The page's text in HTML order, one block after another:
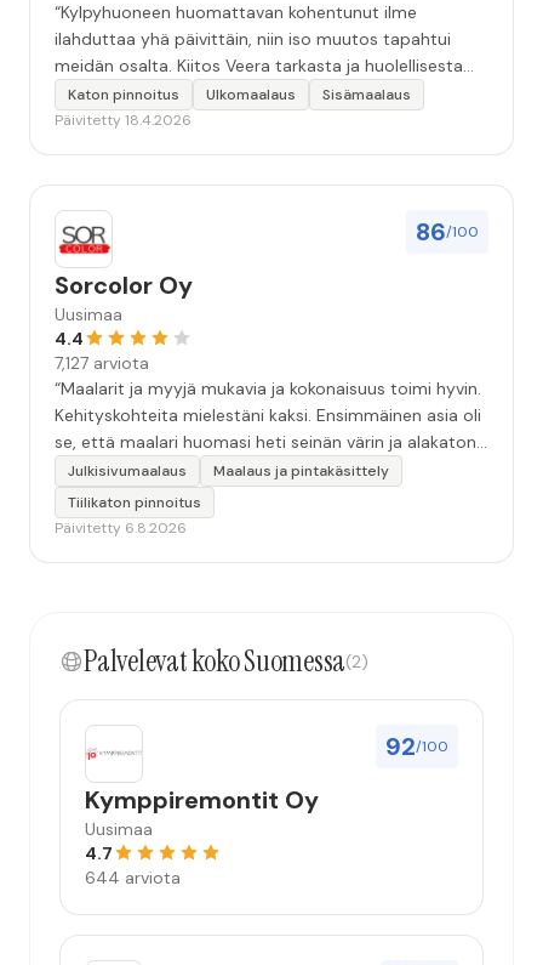
“Kylpyhuoneen huomattavan kohentunut ilme
ilahduttaa yhä päivittäin, niin iso muutos tapahtui
meidän osalta. Kiitos Veera tarkasta ja huolellisesta
työstä, sekä ystävällisestä palvelusta!”
Katon pinnoitus Ulkomaalaus
Sisämaalaus
Päivitetty 18.4.2026
86/100
Sorcolor Oy
Uusimaa
4.4
7,127 arviota
“Maalarit ja myyjä mukavia ja kokonaisuus toimi hyvin.
Kehityskohteita mielestäni kaksi. Ensimmäinen asia oli
se, että maalari huomasi heti seinän värin ja alakaton
värin erot mitä en huomannut. Hyvä toki että siinä
kohtaa huomattu mutta toki optimaalisessa
tilanteessa myyjä olisi jo kiinnittänyt tähän huomiota.
mahdollisuus että palveluita käytän”
Julkisivumaalaus
Maalaus ja pintakäsittely
Tiilikaton pinnoitus
Päivitetty 6.8.2026
Palvelevat koko Suomessa(2)
92/100
Kymppiremontit Oy
Uusimaa
4.7
644 arviota